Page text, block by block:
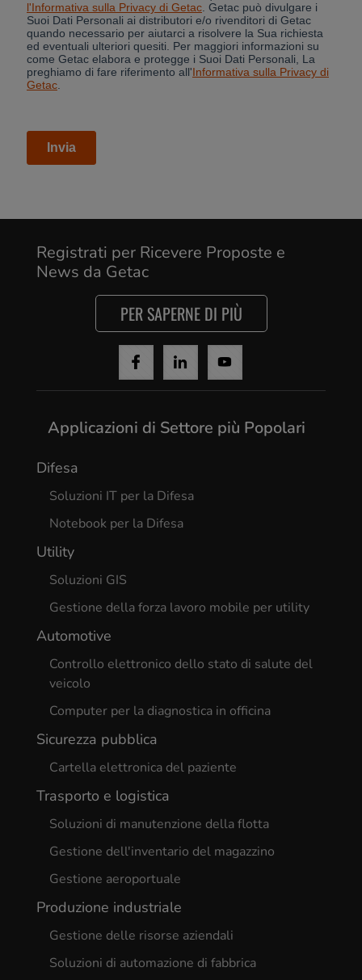
Yes, I agree
Registrati per Ricevere Proposte e
News da Getac
PER SAPERNE DI PIÙ
Applicazioni di Settore più Popolari
Difesa
Soluzioni IT per la Difesa
Notebook per la Difesa
Utility
Soluzioni GIS
Gestione della forza lavoro mobile per utility
Automotive
Controllo elettronico dello stato di salute del
veicolo
Computer per la diagnostica in officina
Sicurezza pubblica
Cartella elettronica del paziente
Trasporto e logistica
Soluzioni di manutenzione della flotta
Gestione dell'inventario del magazzino
Gestione aeroportuale
Produzione industriale
Gestione delle risorse aziendali
Soluzioni di automazione di fabbrica